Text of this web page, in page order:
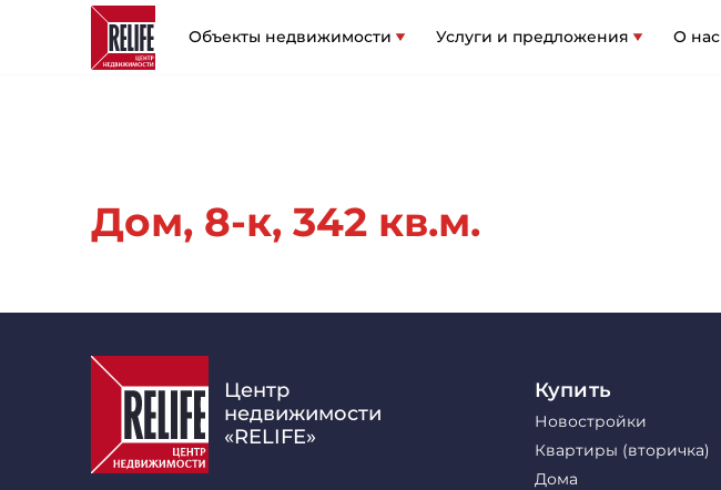
Объекты недвижимости Услуги и предложения О нас
Дом, 8-к, 342 кв.м.
Центр
недвижимости
«RELIFE»
Купить
Новостройки
Квартиры (вторичка)
Дома